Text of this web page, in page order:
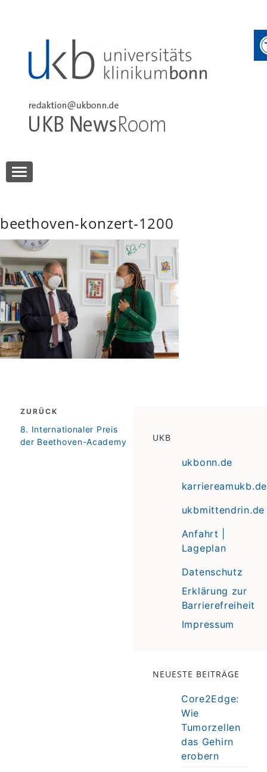
UKB NewsRoom
beethoven-konzert-1200
Beitragsnavigation
ZURÜCK
zurück
8. Internationaler Preis
der Beethoven-Academy
UKB
ukbonn.de
karriereamukb.de
ukbmittendrin.de
Anfahrt |
Lageplan
Datenschutz
Erklärung zur
Barrierefreiheit
Impressum
NEUESTE BEITRÄGE
Core2Edge:
Wie
Tumorzellen
das Gehirn
erobern